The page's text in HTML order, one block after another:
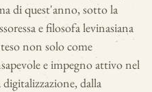
di quest'anno, sotto la
e filosofa levinasiana
non solo come
e impegno attivo nel
dalla